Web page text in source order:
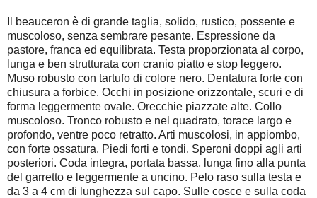
Il beauceron è di grande taglia, solido, rustico, possente e
muscoloso, senza sembrare pesante. Espressione da
pastore, franca ed equilibrata. Testa proporzionata al corpo,
lunga e ben strutturata con cranio piatto e stop leggero.
Muso robusto con tartufo di colore nero. Dentatura forte con
chiusura a forbice. Occhi in posizione orizzontale, scuri e di
forma leggermente ovale. Orecchie piazzate alte. Collo
muscoloso. Tronco robusto e nel quadrato, torace largo e
profondo, ventre poco retratto. Arti muscolosi, in appiombo,
con forte ossatura. Piedi forti e tondi. Speroni doppi agli arti
posteriori. Coda integra, portata bassa, lunga fino alla punta
del garretto e leggermente a uncino. Pelo raso sulla testa e
da 3 a 4 cm di lunghezza sul capo. Sulle cosce e sulla coda